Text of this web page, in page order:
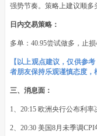
强势节奏。策略上建议顺多
日内交易策略：
多单：40.95尝试做多，止损
【以上观点建议，仅供参
者朋友保持乐观谨慎态度，
三、消息面：
1、20:15 欧洲央行公布利率
2、20:30 美国8月未季调CPI